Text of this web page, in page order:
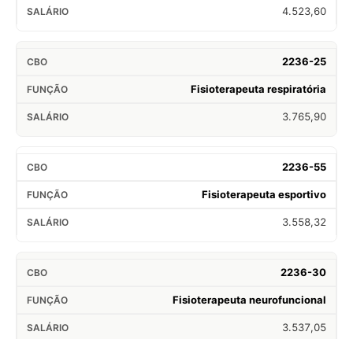
4.523,60
2236-25
Fisioterapeuta respiratória
3.765,90
2236-55
Fisioterapeuta esportivo
3.558,32
2236-30
Fisioterapeuta neurofuncional
3.537,05